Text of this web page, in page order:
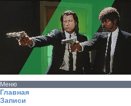
Меню
Главная
Записи